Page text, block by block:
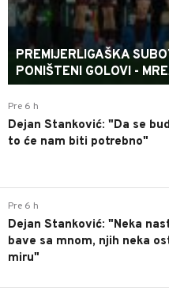
PREMIJERLIGAŠKA
PONIŠTENI GOLOVI -
Pre 6 h
Dejan Stanković: "Da se
to će nam biti potrebno"
Pre 6 h
Dejan Stanković: "Neka
bave sa mnom, njih neka
miru"